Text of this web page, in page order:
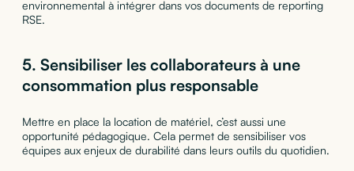
environnemental à intégrer dans vos documents de reporting
RSE.
5. Sensibiliser les collaborateurs à une
consommation plus responsable
Mettre en place la location de matériel, c’est aussi une
opportunité pédagogique. Cela permet de sensibiliser vos
équipes aux enjeux de durabilité dans leurs outils du quotidien.